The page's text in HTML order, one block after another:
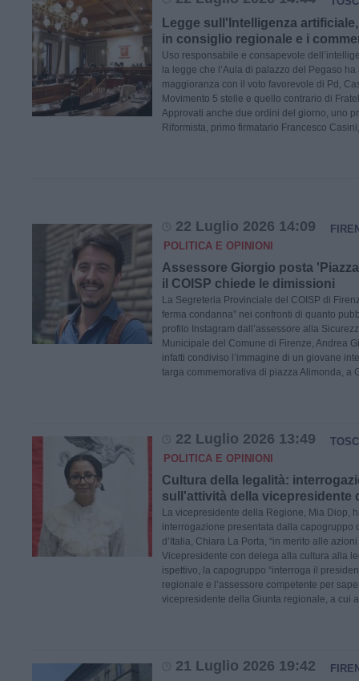
Legge sull'Intelligenza
in consiglio regionale e i
Uso responsabile e consapevole
la legge che l’Aula di palazzo del Pegaso
maggioranza con il voto favorevole di Pd,
Movimento 5 stelle e quello contrario di
Approvati anche due ordini del giorno, uno
Riformista, primo firmatario Francesco
22 Luglio 2026 14:09
POLITICA E OPINIONI
Assessore Giorgio posta
il COISP chiede le dimissioni
La Segreteria Provinciale del COISP di
ferma condanna” nei confronti di quanto
profilo Instagram dall’assessore alla
Municipale del Comune di Firenze, Andrea
infatti condiviso l’immagine di un giovane
targa commemorativa di piazza Alimonda, a
22 Luglio 2026 13:49
POLITICA E OPINIONI
Cultura della legalità:
sull'attività della vicepresidente
La vicepresidente della Regione, Mia Diop,
interrogazione presentata dalla capogruppo
d’Italia, Chiara La Porta, “in merito alle
Vicepresidente con delega alla cultura alla
ispettivo, la capogruppo “interroga il
regionale e l’assessore competente per
vicepresidente della Giunta regionale, a cui
21 Luglio 2026 19:42